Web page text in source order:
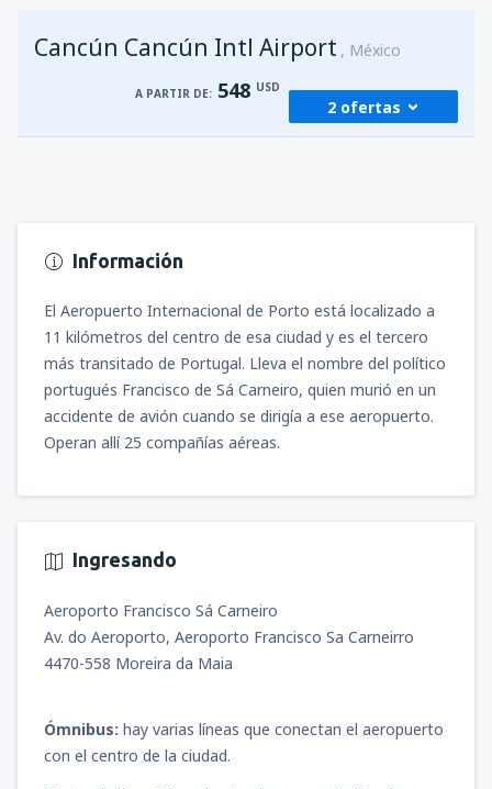
Cancún Cancún Intl Airport México
A PARTIR DE: 548 USD
2 ofertas
(MGA)
A PARTIR DE: 548 USD
Información
El Aeropuerto Internacional de Porto está localizado a
11 kilómetros del centro de esa ciudad y es el tercero
más transitado de Portugal. Lleva el nombre del político
portugués Francisco de Sá Carneiro, quien murió en un
accidente de avión cuando se dirigía a ese aeropuerto.
Operan allí 25 compañías aéreas.
Ingresando
Aeroporto Francisco Sá Carneiro
Av. do Aeroporto, Aeroporto Francisco Sa Carneirro
4470-558 Moreira da Maia
Ómnibus: hay varias líneas que conectan el aeropuerto
con el centro de la ciudad.